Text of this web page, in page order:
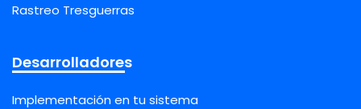
Rastreo Tresguerras
Desarrolladores
Implementación en tu sistema